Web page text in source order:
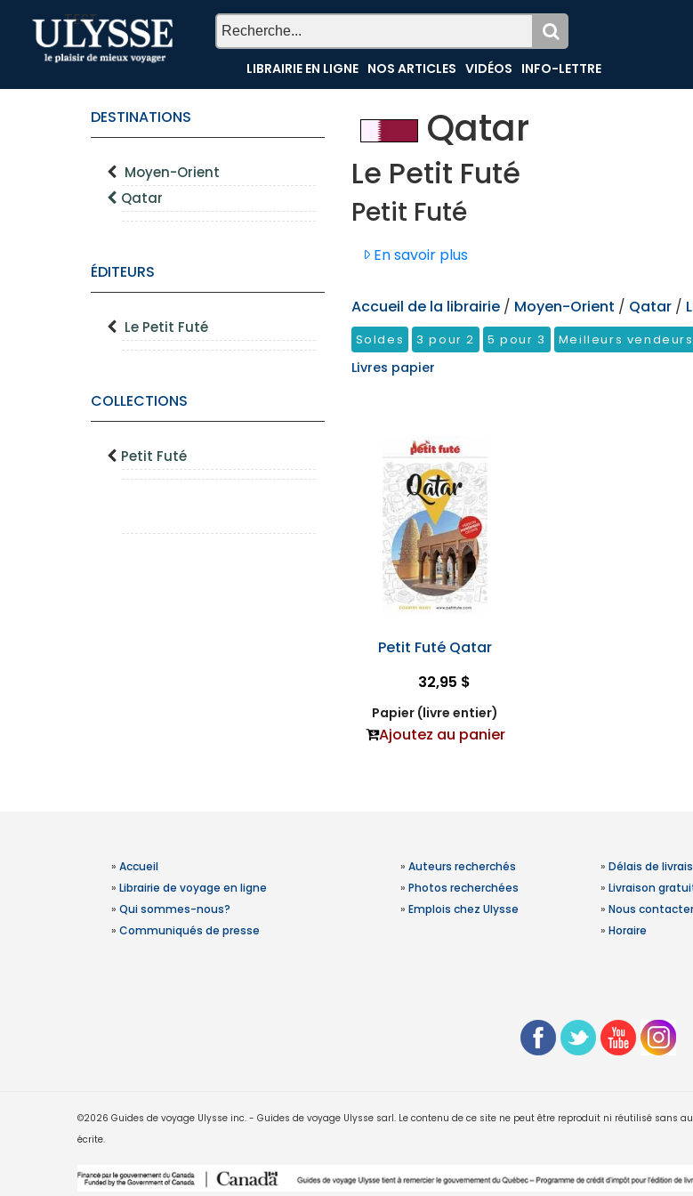
TEST
LIBRAIRIE EN LIGNE NOS ARTICLES VIDÉOS INFO-LETTRE
DESTINATIONS
Moyen-Orient
Qatar
ÉDITEURS
Le Petit Futé
COLLECTIONS
Petit Futé
Qatar
Le Petit Futé
Petit Futé
En savoir plus
Accueil de la librairie / Moyen-Orient / Qatar /
Soldes 3 pour 2 5 pour 3 Meilleurs vendeurs
Livres papier
Petit Futé Qatar
32,95 $
Papier (livre entier)
Ajoutez au panier
» Accueil
» Librairie de voyage en ligne
» Qui sommes-nous?
» Communiqués de presse
» Auteurs recherchés
» Photos recherchées
» Emplois chez Ulysse
» Délais de
» Livraison
» Nous contacter
» Horaire
©2026 Guides de voyage Ulysse inc. - Guides de voyage Ulysse sarl. Le contenu de ce site ne peut être reproduit ni réutilisé sans
écrite.